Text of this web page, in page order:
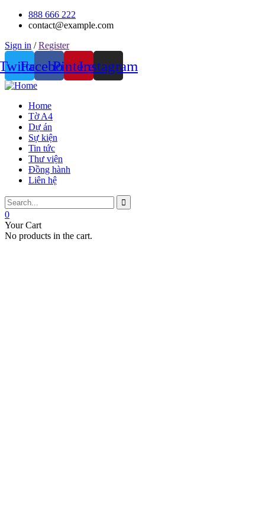
888 666 222
contact@example.com
Sign in / Register
FacebookPinterestInstagram
Home
Tờ A4
Dự án
Sự kiện
Tin tức
Thư viện
Đồng hành
Liên hệ
0
Your Cart
No products in the cart.